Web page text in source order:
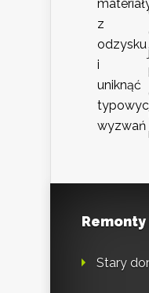
Remonty
Stary